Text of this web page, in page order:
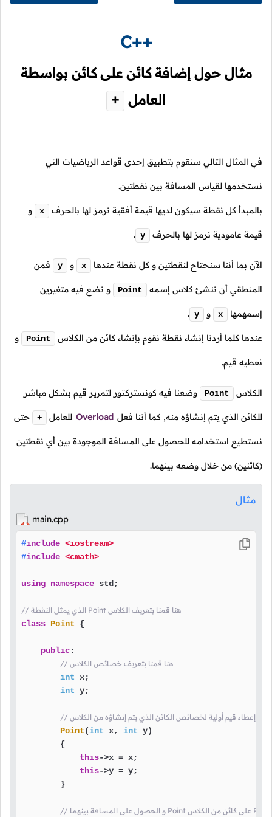
C++
مثال حول إضافة كائن على كائن بواسطة
العامل +
في المثال التالي سنقوم بتطبيق إحدى قواعد الرياضيات التي
نستخدمها لقياس المسافة بين نقطتين.
بالمبدأ كل نقطة سيكون لديها قيمة أفقية نرمز لها بالحرف x و
قيمة عامودية نرمز لها بالحرف y
.
الآن بما أننا سنحتاج لنقطتين و كل نقطة عندها x و y فمن
المنطقي أن ننشئ كلاس إسمه Point و نضع فيه متغيرين
إسمهمها x و y
.
عندها كلما أردنا إنشاء نقطة نقوم بإنشاء كائن من الكلاس Point و
نعطيه قيم.
الكلاس Point وضعنا فيه كونستركتور لتمرير قيم بشكل مباشر
للكائن الذي يتم إنشاؤه منه, كما أننا فعل Overload للعامل + حتى
نستطيع استخدامه للحصول على المسافة الموجودة بين أي نقطتين
(كائنين) من خلال وضعه بينهما.
مثال
main.cpp
#include <iostream>
#include <cmath>
using namespace std;
// الذي يمثل النقطة Point هنا قمنا بتعريف الكلاس
class Point {
public:
// هنا قمنا بتعريف خصائص الكلاس
int x;
int y;
إعطاء قيم أولية لخصائص الكائن الذي يتم إنشاؤه من الكلاس
Point(int x, int y)
        {
this->x = x;
this->y = y;
        }